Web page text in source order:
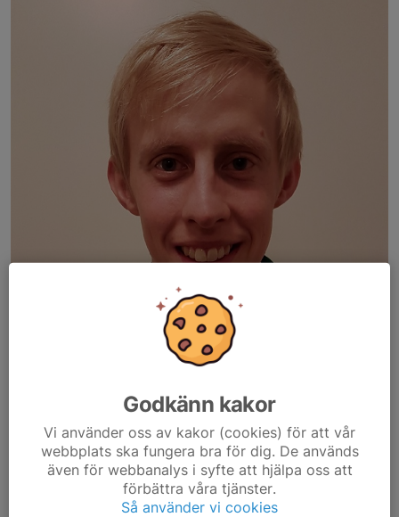
Godkänn kakor
Vi använder oss av kakor (cookies) för att vår
webbplats ska fungera bra för dig. De används
även för webbanalys i syfte att hjälpa oss att
förbättra våra tjänster.
Så använder vi cookies